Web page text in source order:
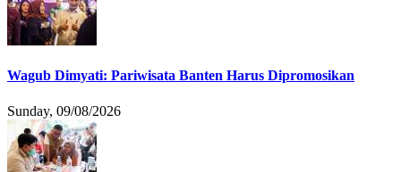
Wagub Dimyati: Pariwisata Banten Harus Dipromosikan
Sunday, 09/08/2026